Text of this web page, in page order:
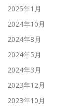
2025年1月
2024年10月
2024年8月
2024年5月
2024年3月
2023年12月
2023年10月